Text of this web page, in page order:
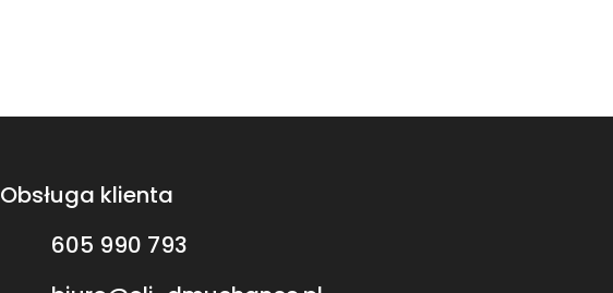
Obsługa klienta
605 990 793